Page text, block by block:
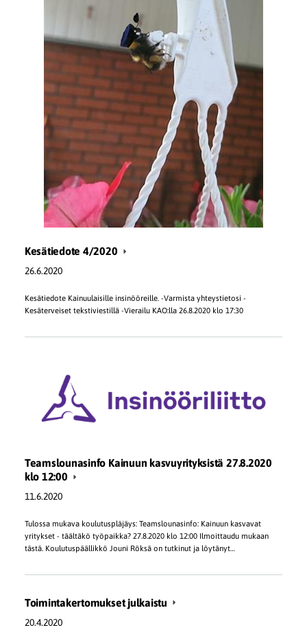
Kesätiedote 4/2020
26.6.2020
Kesätiedote Kainuulaisille insinööreille. -Varmista yhteystietosi -
Kesäterveiset tekstiviestillä -Vierailu KAO:lla 26.8.2020 klo 17:30
Teamslounasinfo Kainuun kasvuyrityksistä 27.8.2020
klo 12:00
11.6.2020
Tulossa mukava koulutuspläjäys: Teamslounasinfo: Kainuun kasvavat
yritykset - täältäkö työpaikka? 27.8.2020 klo 12:00 Ilmoittaudu mukaan
tästä. Koulutuspäällikkö Jouni Röksä on tutkinut ja löytänyt…
Toimintakertomukset julkaistu
20.4.2020